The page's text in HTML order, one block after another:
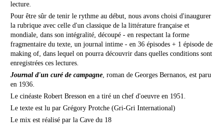
lecture.
Pour être sûr de tenir le rythme au début, nous avons choisi d'inaugurer
la rubrique avec celle d'un classique de la littérature française et
mondiale, dans son intégralité, découpé - en respectant la forme
fragmentaire du texte, un journal intime - en 36 épisodes + 1 épisode de
making of, dans lequel on pourra découvrir dans quelles conditions sont
enregistrées ces lectures.
Journal d'un curé de campagne, roman de Georges Bernanos, est paru
en 1936.
Le cinéaste Robert Bresson en a tiré un chef d'oeuvre en 1951.
Le texte est lu par Grégory Protche (Gri-Gri International)
Le mix est réalisé par la Cave du 18